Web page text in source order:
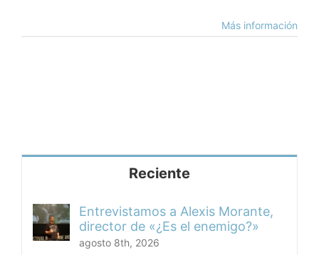
Más información
Reciente
Entrevistamos a Alexis Morante,
director de «¿Es el enemigo?»
agosto 8th, 2026